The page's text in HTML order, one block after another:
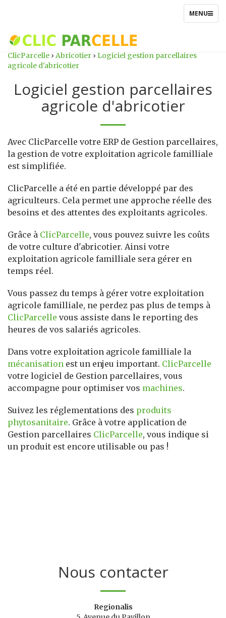
TOGGLE
MENU
ClicParcelle › Abricotier › Logiciel gestion parcellaires
agricole d'abricotier
Logiciel gestion parcellaires
agricole d'abricotier
Avec ClicParcelle votre ERP de Gestion parcellaires,
la gestion de votre exploitation agricole familliale
est simplifiée.
ClicParcelle a été en partie développé par des
agriculteurs. Cela permet une approche réelle des
besoins et des attentes des exploitants agricoles.
Grâce à ClicParcelle, vous pouvez suivre les coûts
de votre culture d'abricotier. Ainsi votre
exploitation agricole familliale sera gérer en
temps réel.
Vous passez du temps à gérer votre exploitation
agricole familliale, ne perdez pas plus de temps à
ClicParcelle vous assiste dans le reporting des
heures de vos salariés agricoles.
Dans votre exploitation agricole familliale la
mécanisation est un enjeu important. ClicParcelle
votre logiciel de Gestion parcellaires, vous
accompagne pour optimiser vos machines.
Suivez les réglementations des produits
phytosanitaire. Grâce à votre application de
Gestion parcellaires ClicParcelle, vous indique si
un produit est encore utilisable ou pas !
Nous contacter
Regionalis